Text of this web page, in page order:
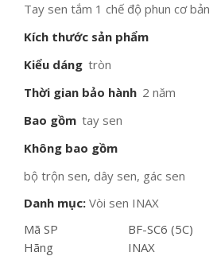
Tay sen tắm 1 chế độ phun cơ bản
Kích thước sản phẩm
Kiểu dáng tròn
Thời gian bảo hành 2 năm
Bao gồm tay sen
Không bao gồm
bộ trộn sen, dây sen, gác sen
Danh mục: Vòi sen INAX
Mã SP
BF-SC6 (5C)
Hãng
INAX